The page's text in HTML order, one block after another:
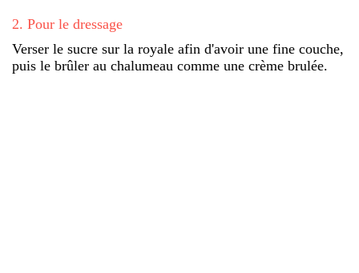
2. Pour le dressage
Verser le sucre sur la royale afin d'avoir une fine couche,
puis le brûler au chalumeau comme une crème brulée.